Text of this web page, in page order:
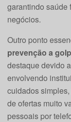
garantindo saúde
negócios.
Outro ponto
prevenção a
destaque devido
envolvendo
cuidados
de ofertas muito
pessoais por